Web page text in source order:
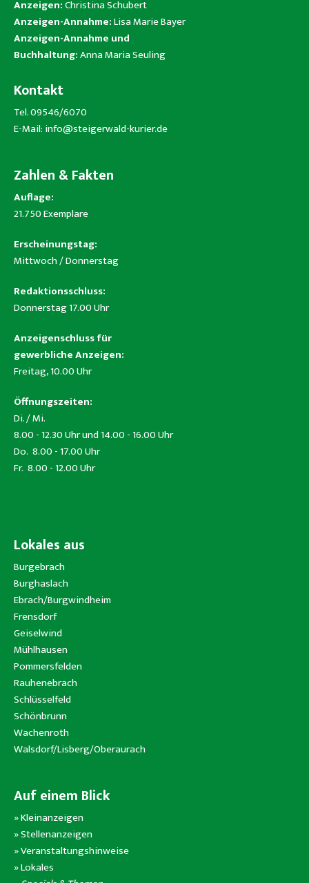
Anzeigen:Christina Schubert
Anzeigen-Annahme:Lisa Marie Bayer
Anzeigen-Annahme und
Buchhaltung:Anna Maria Seuling
Kontakt
Tel. 09546/6070
E-Mail: info@steigerwald-kurier.de
Zahlen & Fakten
Auflage:
21.750 Exemplare
Erscheinungstag:
Mittwoch / Donnerstag
Redaktionsschluss:
Donnerstag 17.00 Uhr
Anzeigenschluss für
gewerbliche Anzeigen:
Freitag, 10.00 Uhr
Öffnungszeiten:
Di. / Mi.
8.00 - 12.30 Uhr und 14.00 - 16.00 Uhr
Do. 8.00 - 17.00 Uhr
Fr. 8.00 - 12.00 Uhr
Lokales aus
Burgebrach
Burghaslach
Ebrach/Burgwindheim
Frensdorf
Geiselwind
Mühlhausen
Pommersfelden
Rauhenebrach
Schlüsselfeld
Schönbrunn
Wachenroth
Walsdorf/Lisberg/Oberaurach
Auf einem Blick
»Kleinanzeigen
»Stellenanzeigen
»Veranstaltungshinweise
»Lokales